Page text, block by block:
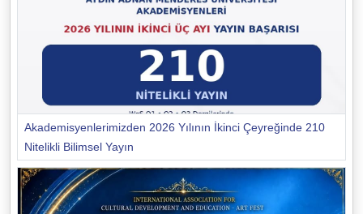
Akademisyenlerimizden 2026 Yılının İkinci Çeyreğinde 210
Nitelikli Bilimsel Yayın